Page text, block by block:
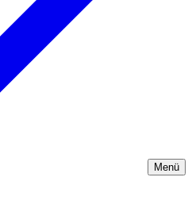
Menü